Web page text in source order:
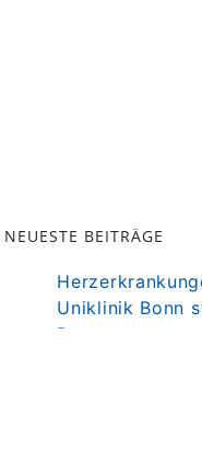
NEUESTE BEITRÄGE
Uniklinik Bonn
Bonn